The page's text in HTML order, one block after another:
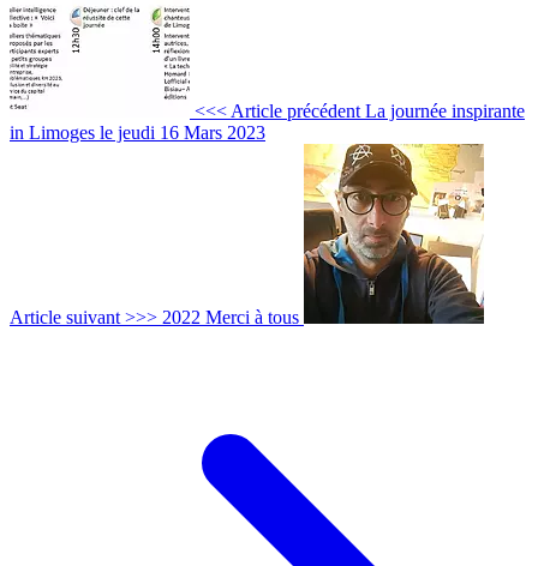
<<< Article précédent La journée inspirante
in Limoges le jeudi 16 Mars 2023
Article suivant >>> 2022 Merci à tous